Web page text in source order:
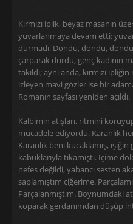
Kırmızı iplik, beyaz masanın
yuvarlanmaya devam etti;
durmadı. Döndü, döndü,
çarparak durdu, genç kadının
takıldı; aynı anda, kırmızı
izleyen mavi gözler ise bir
Romanın sayfası yeniden açıldı.
Kalbimin atışları, ritmini
mücadele ediyordu. Karanlık
Karanlık beni kucaklamış,
kabuklarıyla tıkamıştı. İçime
nefes değildi, yabancı sesten
saplamıştım ciğerime.
Parçalanmıştım. Boynumdaki
koparak gerdanımdan düşüp